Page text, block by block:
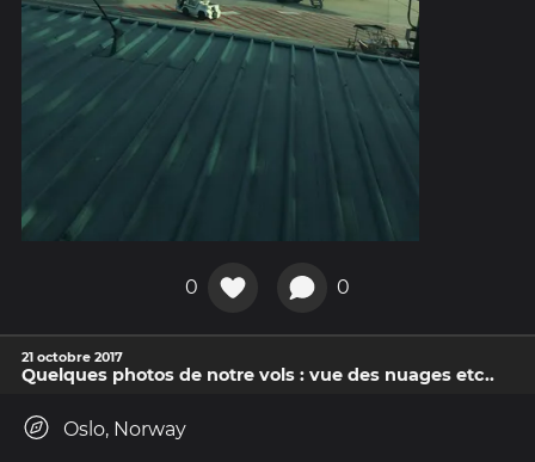
0 0
21 octobre 2017
Quelques photos de notre vols : vue des nuages etc..
Oslo, Norway